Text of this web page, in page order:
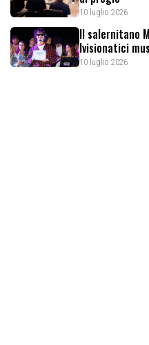
10 luglio 2026
Il salernitano
Ivisionatici
10 luglio 2026